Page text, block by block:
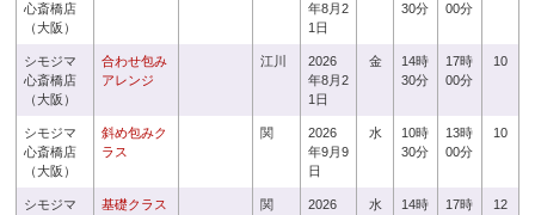
心斎橋店
（大阪）
年8月2
1日
30分
00分
シモジマ
心斎橋店
（大阪）
合わせ包み
アレンジ
江川
2026
年8月2
1日
金
14時
30分
17時
00分
10
シモジマ
心斎橋店
（大阪）
斜め包みク
ラス
関
2026
年9月9
日
水
10時
30分
13時
00分
10
シモジマ
基礎クラス 関
2026
水
14時
17時
12